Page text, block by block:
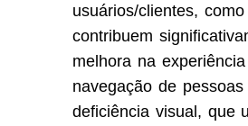
usuários/clientes,
contribuem
melhora na
navegação de pessoas
deficiência visual, que